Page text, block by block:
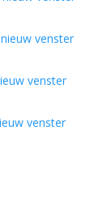
venster
venster
venster